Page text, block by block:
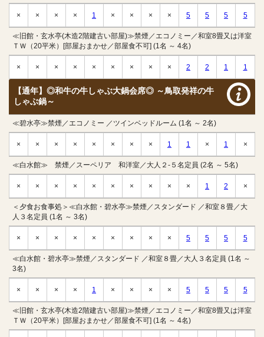
× × × × 1 × × × × 5 5 5 5
≪旧館・玄水亭(木造2階建古い部屋)≫禁煙／エコノミー／和室8畳又は洋室
ＴＷ（20平米）[部屋おまかせ／部屋食不可] (1名 ～ 4名)
× × × × × × × × × 2 2 1 1
【通年】◎和牛の牛しゃぶ大鍋会席◎ ～鳥取発祥の牛
しゃぶ鍋～
≪碧水亭≫禁煙／エコノミー ／ツインベッドルーム (1名 ～ 2名)
× × × × × × × × 1 1 × 1 ×
≪白水館≫ 禁煙／スーペリア 和洋室／大人２-５名定員 (2名 ～ 5名)
× × × × × × × × × × 1 2 ×
＜夕食お食事処＞≪白水館・碧水亭≫禁煙／スタンダード ／和室８畳／大
人３名定員 (1名 ～ 3名)
× × × × × × × × × 5 5 5 5
≪白水館・碧水亭≫禁煙／スタンダード ／和室８畳／大人３名定員 (1名 ～
3名)
× × × × 1 × × × × 5 5 5 5
≪旧館・玄水亭(木造2階建古い部屋)≫禁煙／エコノミー／和室8畳又は洋室
ＴＷ（20平米）[部屋おまかせ／部屋食不可] (1名 ～ 4名)